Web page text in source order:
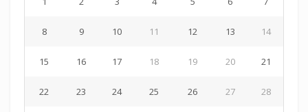
8 9 10 11 12 13 14
15 16 17 18 19 20 21
22 23 24 25 26 27 28